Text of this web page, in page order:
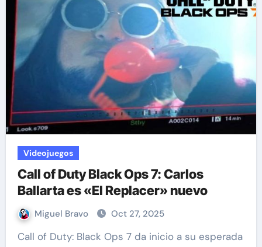
Videojuegos
Call of Duty Black Ops 7: Carlos
Ballarta es «El Replacer» nuevo
Miguel Bravo Oct 27, 2025
Call of Duty: Black Ops 7 da inicio a su esperada